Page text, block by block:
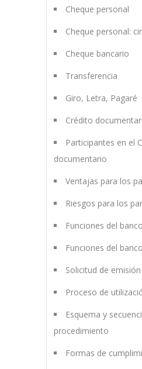
Cheque personal
Cheque personal:
Cheque bancario
Transferencia
Giro, Letra, Pagaré
Crédito
Participantes en el
documentario
Ventajas para los
Riesgos para los
Funciones del
Funciones del
Solicitud de emisión
Proceso de
Esquema y
procedimiento
Formas de